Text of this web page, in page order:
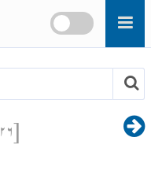
Skip to main content
[۲۶